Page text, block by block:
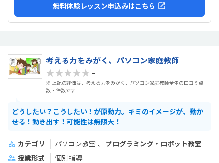
無料体験レッスン申込みはこちら
考える力をみがく、パソコン家庭教師
★★★★★ -
※ 上記の評価は、考える力をみがく、パソコン家庭教師全体の口コミ点
数・件数です
どうしたい？こうしたい！が原動力。キミのイメージが、動か
せる！動き出す！可能性は無限大！
カテゴリ パソコン教室
プログラミング・ロボット教室
授業形式
個別指導